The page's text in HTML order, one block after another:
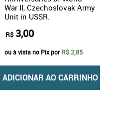
War II, Czechoslovak Army
Unit in USSR.
R$ 3,00
ou à vista no Pix porR$ 2,85
ADICIONAR AO CARRINHO